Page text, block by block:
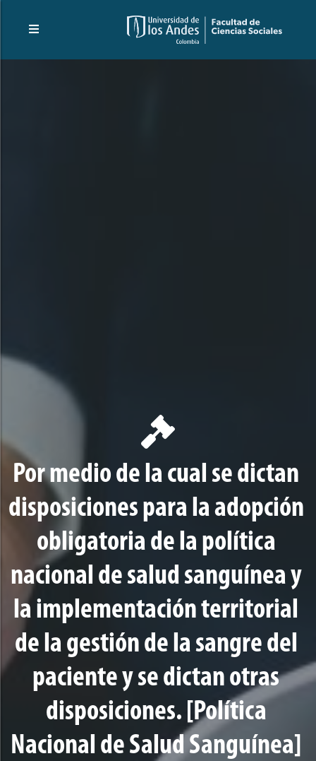
Por medio de la cual se dictan
disposiciones para la adopción
obligatoria de la política
nacional de salud sanguínea y
la implementación territorial
de la gestión de la sangre del
paciente y se dictan otras
disposiciones. [Política
Nacional de Salud Sanguínea]